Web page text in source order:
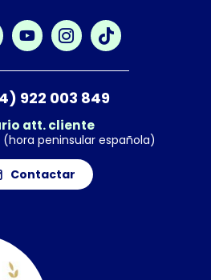
922 003 849
att. cliente
(hora peninsular española)
Contactar